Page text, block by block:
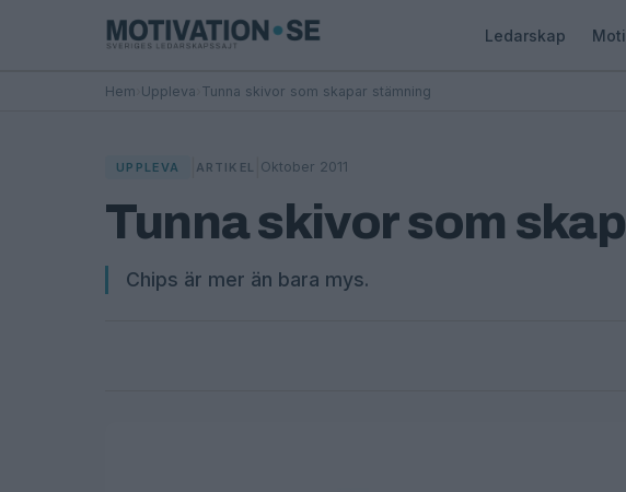
Ledarskap
Hem Uppleva Tunna skivor som skapar stämning
UPPLEVA ARTIKEL Oktober 2011
Tunna skivor som
Chips är mer än bara mys.